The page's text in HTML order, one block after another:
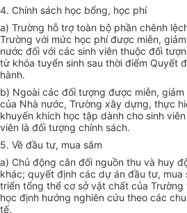
4. Chính sách học bổng, học phí
a) Trường hỗ trợ toàn bộ phần chênh
Trường với mức học phí được miễn,
nước đối với các sinh viên thuộc đối
từ khóa tuyển sinh sau thời điểm Quyết
hành.
b) Ngoài các đối tượng được miễn,
của Nhà nước, Trường xây dựng, thực
khuyến khích học tập dành cho sinh
viên là đối tượng chính sách.
5. Về đầu tư, mua sắm
a) Chủ động cân đối nguồn thu và huy
khác; quyết định các dự án đầu tư, mua
triển tổng thể cơ sở vật chất của
học định hướng nghiên cứu theo các
tế.